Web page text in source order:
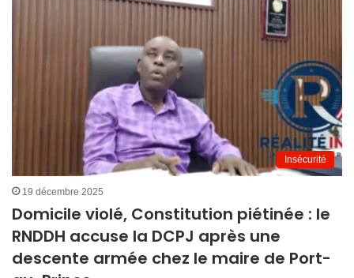
Insécurité
19 décembre 2025
Domicile violé, Constitution piétinée : le
RNDDH accuse la DCPJ après une
descente armée chez le maire de Port-